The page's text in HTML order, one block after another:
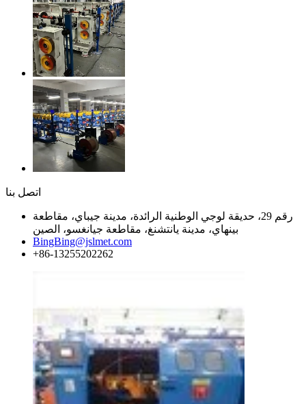
اتصل بنا
رقم 29، حديقة لوجي الوطنية الرائدة، مدينة جيباي، مقاطعة
بينهاي، مدينة يانتشنغ، مقاطعة جيانغسو، الصين
BingBing@jslmet.com
+86-13255202262